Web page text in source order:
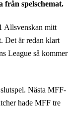
från spelschemat.
Allsvenskan mitt
Det är redan klart
League så kommer
Nästa MFF-
hade MFF tre